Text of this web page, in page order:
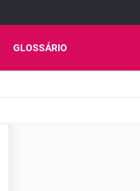
GLOSSÁRIO